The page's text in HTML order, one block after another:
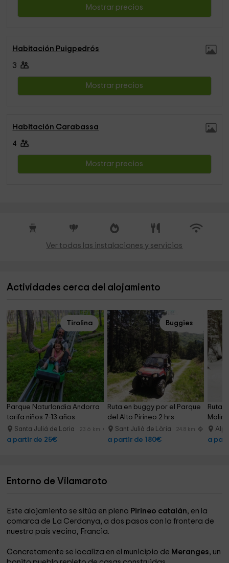
Mostrar precios
Habitación Puigpedrós
3
Mostrar precios
Habitación Carabassa
4
Mostrar precios
Ver todas las instalaciones y servicios
Actividades cerca del alojamiento
Tirolina
Parque Naturlandia Andorra
tarifa niños 7-13 años
Santa Juliá de Loria 23.6 km
a partir de 25€
Buggies
Ruta en buggy por el Parque
del Alto Pirineo 2 hrs
Sant Julià de Lòria 24.8 km
a partir de 180€
Ruta
Alp
a
Entorno de Vilamaroto
Este alojamiento se sitúa en pleno Pirineo catalán, en la
comarca de La Cerdanya, a dos pasos con la frontera de
nuestro país vecino, Francia.
Concretamente se localiza en el municipio de Meranges, un